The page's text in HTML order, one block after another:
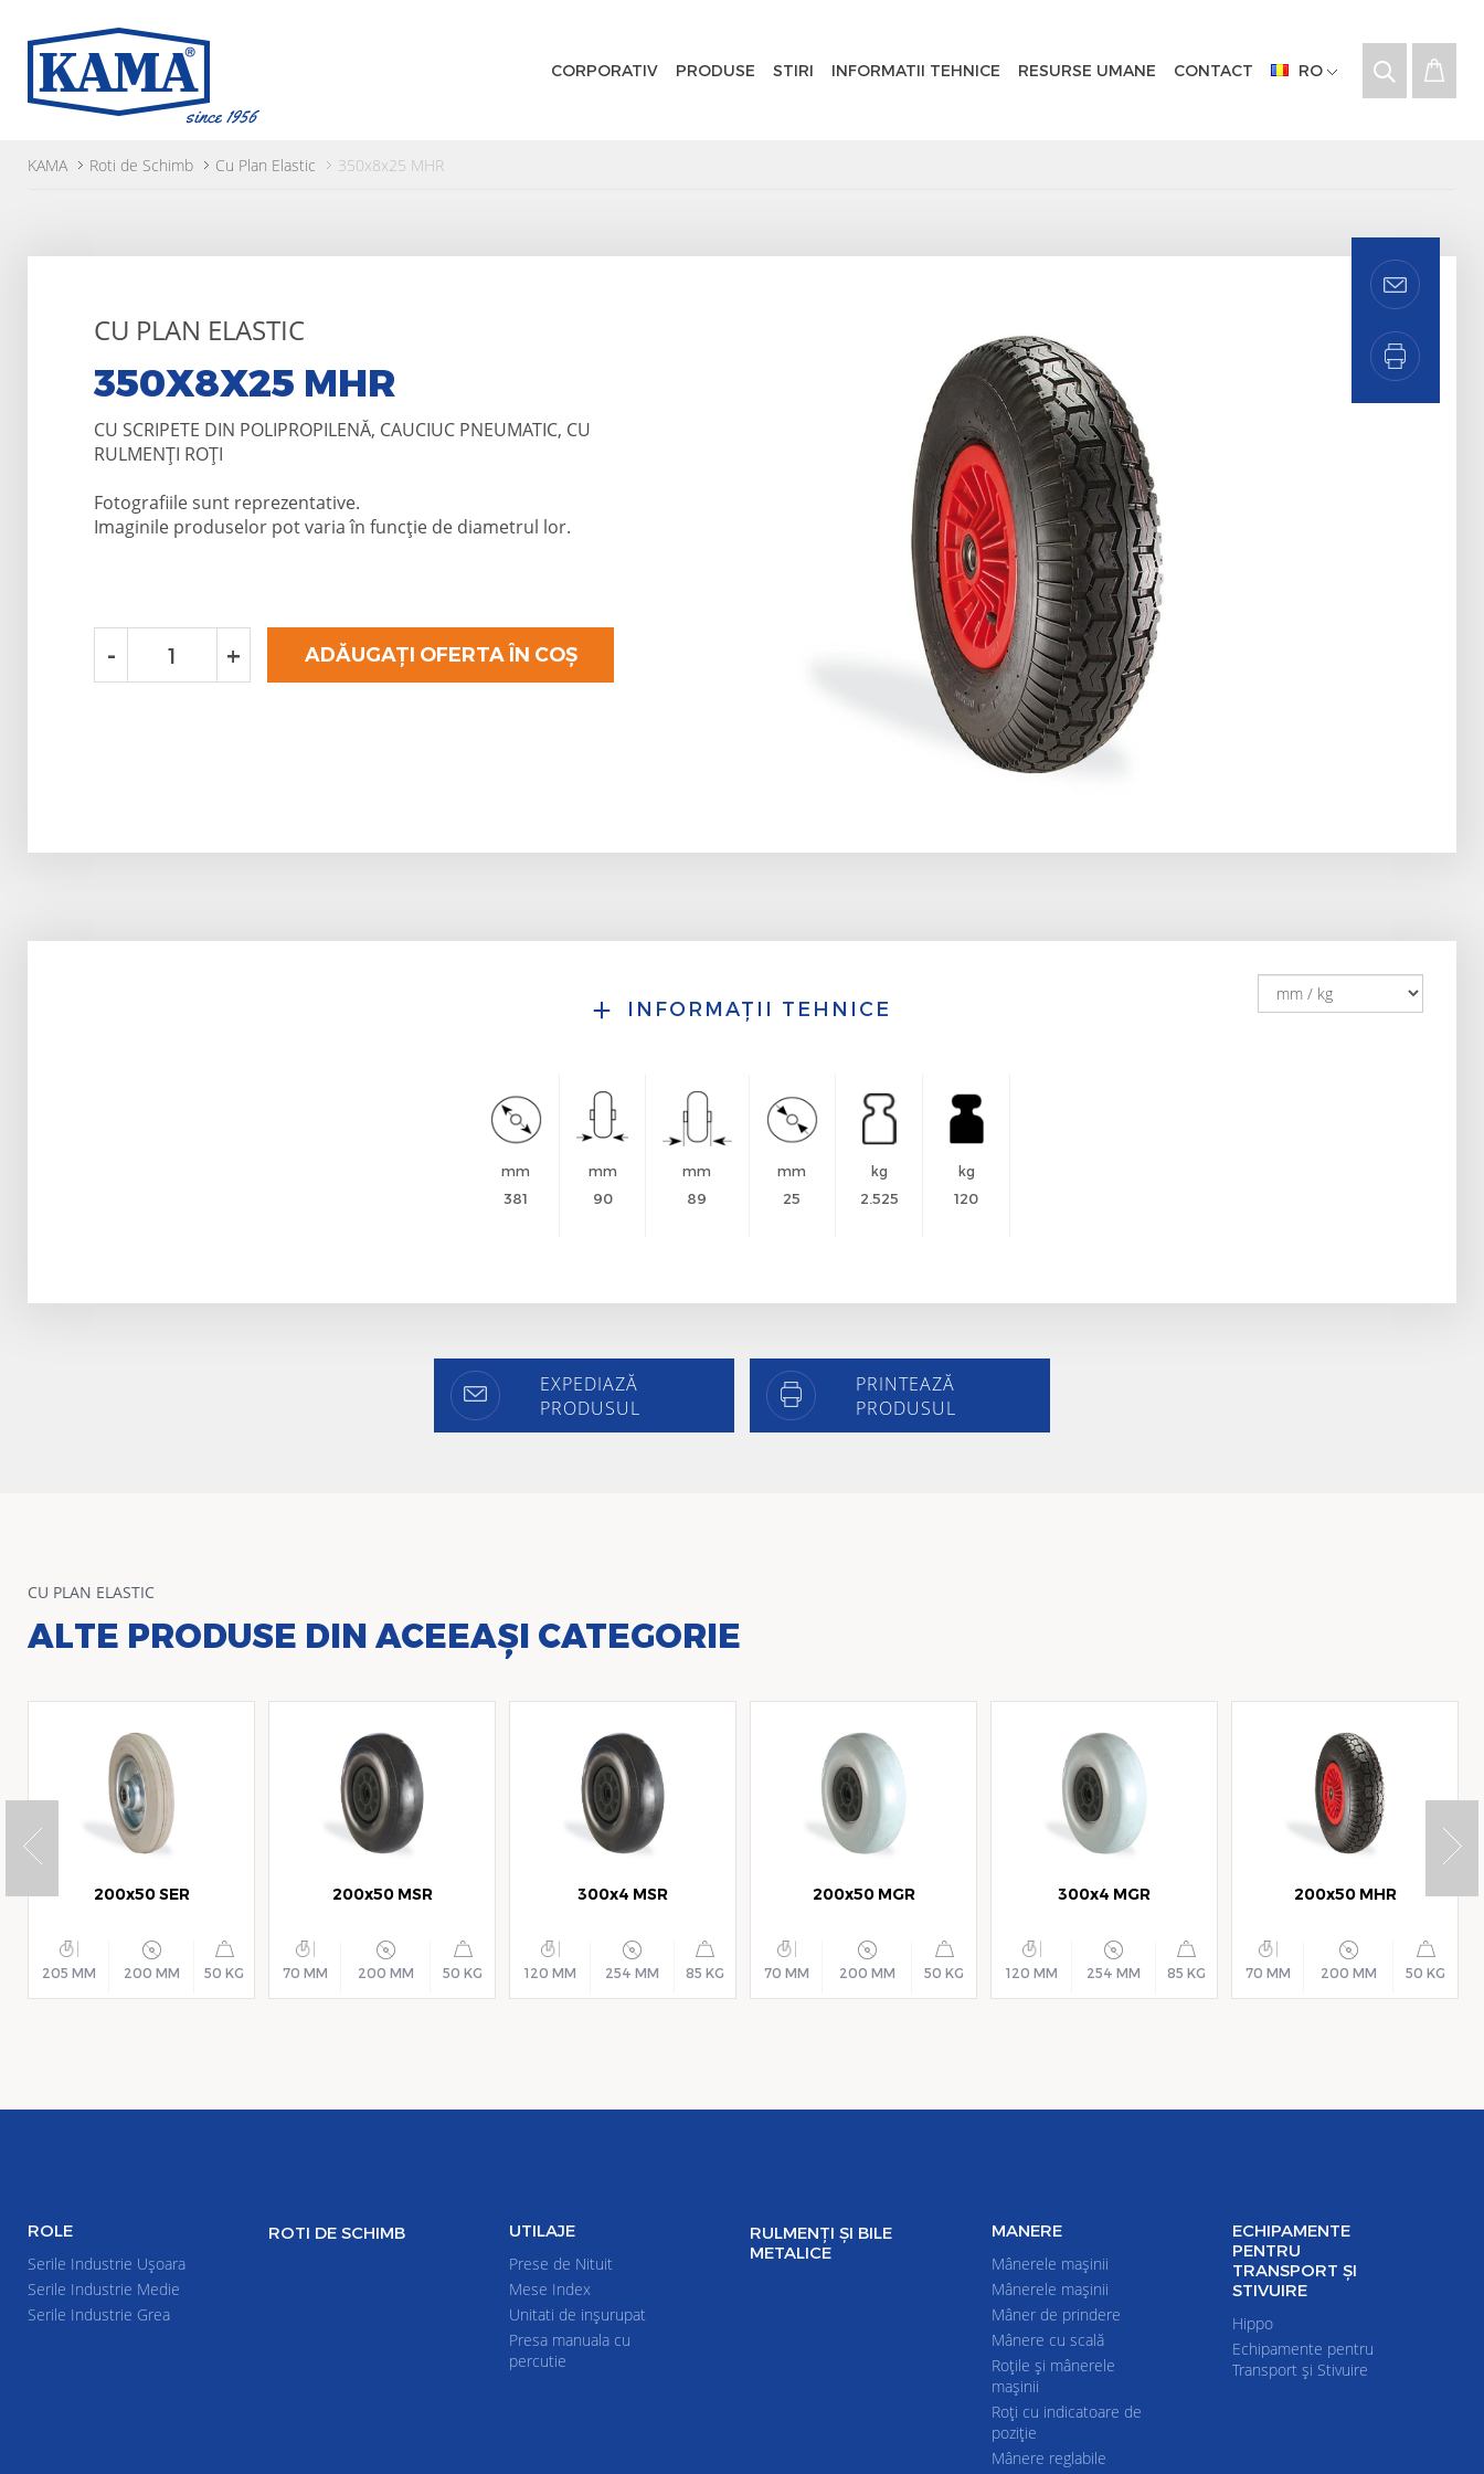
CORPORATIV PRODUSE STIRI INFORMATII TEHNICE RESURSE UMANE CONTACT RO
KAMA Roti de Schimb Cu Plan Elastic 350x8x25 MHR
CU PLAN ELASTIC
350X8X25 MHR
CU SCRIPETE DIN POLIPROPILENĂ, CAUCIUC PNEUMATIC, CU
RULMENȚI ROŢI
Fotografiile sunt reprezentative.
Imaginile produselor pot varia în funcție de diametrul lor.
- + ADĂUGAȚI OFERTA ÎN COŞ
INFORMAȚII TEHNICE
mm
381
mm
90
mm
89
mm
25
kg
2.525
kg
120
EXPEDIAZĂ
PRODUSUL
PRINTEAZĂ
PRODUSUL
CU PLAN ELASTIC
ALTE PRODUSE DIN ACEEAȘI CATEGORIE
200x50 SER
205 MM 200 MM 50 KG
200x50 MSR
70 MM 200 MM 50 KG
300x4 MSR
120 MM 254 MM 85 KG
200x50 MGR
70 MM 200 MM 50 KG
300x4 MGR
120 MM 254 MM 85 KG
200x50 MHR
70 MM 200 MM 50 KG
ROLE
Serile Industrie Uşoara
Serile Industrie Medie
Serile Industrie Grea
ROTI DE SCHIMB UTILAJE
Prese de Nituit
Mese Index
Unitati de inşurupat
Presa manuala cu
percutie
RULMENȚI ȘI BILE
METALICE
MANERE
Mânerele mașinii
Mânerele mașinii
Mâner de prindere
Mânere cu scală
Roțile și mânerele
mașinii
Roți cu indicatoare de
poziție
Mânere reglabile
ECHIPAMENTE
PENTRU
TRANSPORT ŞI
STIVUIRE
Hippo
Echipamente pentru
Transport şi Stivuire